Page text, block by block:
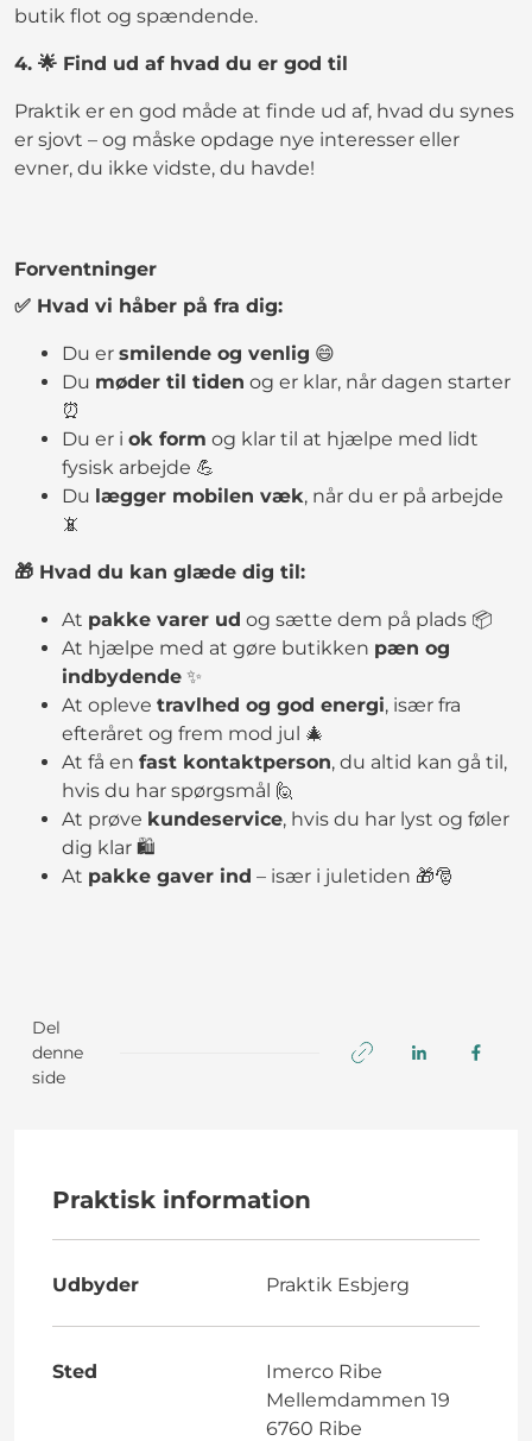
butik flot og spændende.
4. 🌟 Find ud af hvad du er god til
Praktik er en god måde at finde ud af, hvad du synes
er sjovt – og måske opdage nye interesser eller
evner, du ikke vidste, du havde!
Forventninger
✅ Hvad vi håber på fra dig:
Du er smilende og venlig 😄
Du møder til tiden og er klar, når dagen starter
⏰
Du er i ok form og klar til at hjælpe med lidt
fysisk arbejde 💪
Du lægger mobilen væk, når du er på arbejde
📵
🎁 Hvad du kan glæde dig til:
At pakke varer ud og sætte dem på plads 📦
At hjælpe med at gøre butikken pæn og
indbydende ✨
At opleve travlhed og god energi, især fra
efteråret og frem mod jul 🎄
At få en fast kontaktperson, du altid kan gå til,
hvis du har spørgsmål 🙋
At prøve kundeservice, hvis du har lyst og føler
dig klar 🛍️
At pakke gaver ind – især i juletiden 🎁🎅
Del
denne
side
Praktisk information
Udbyder Praktik Esbjerg
Sted
Imerco Ribe
Mellemdammen 19
6760 Ribe